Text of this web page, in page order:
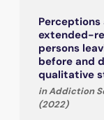
extended-
persons
before and
qualitative
in Addiction
(2022)